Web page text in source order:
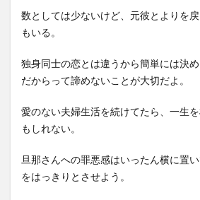
数としては少ないけど、元彼とよりを
もいる。
独身同士の恋とは違うから簡単には決め
だからって諦めないことが大切だよ。
愛のない夫婦生活を続けてたら、一生
もしれない。
旦那さんへの罪悪感はいったん横に置
をはっきりとさせよう。